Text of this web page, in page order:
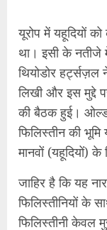
फिलिस्तीनियों के
फिलिस्तीनी केवल
मुसलमान, 10
बहरहाल एक
दुनिया भर से
शुरुआत में अधिकांश
यहूदी फिलस्तीन में
किसी अरब को
इरादा साफ़ था,